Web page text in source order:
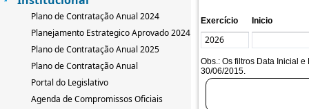
Plano de Contratação Anual 2024
Planejamento Estrategico Aprovado 2024-2033
Plano de Contratação Anual 2025
Plano de Contratação Anual
Portal do Legislativo
Agenda de Compromissos Oficiais
Exercício Inicio
Obs.: Os filtros Data Inicial
30/06/2015.